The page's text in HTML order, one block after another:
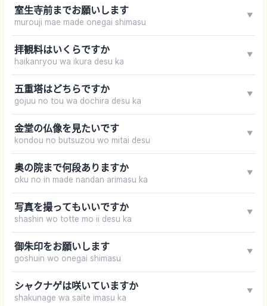
室生寺前までお願いします
murouji mae made onegai shimasu
▼
拝観料はいくらですか
haikanryou wa ikura desu ka
▼
五重塔はどちらですか
gojuu no tou wa dochira desu ka
▼
金堂の仏像を見たいです
kondou no butsuzou wo mitai desu
▼
奥の院まで何段ありますか
oku no in made nandan arimasu ka
▼
写真を撮ってもいいですか
shashin wo totte mo ii desu ka
▼
御朱印をお願いします
goshuin wo onegai shimasu
▼
シャクナゲは咲いていますか
shakunage wa saite imasu ka
▼